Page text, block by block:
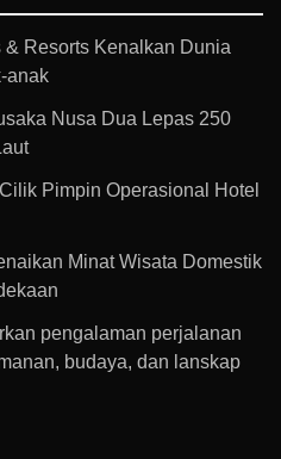
Resorts Kenalkan Dunia
anak
Nusa Dua Lepas 250
Pimpin Operasional Hotel
Minat Wisata Domestik
pengalaman perjalanan
budaya, dan lanskap